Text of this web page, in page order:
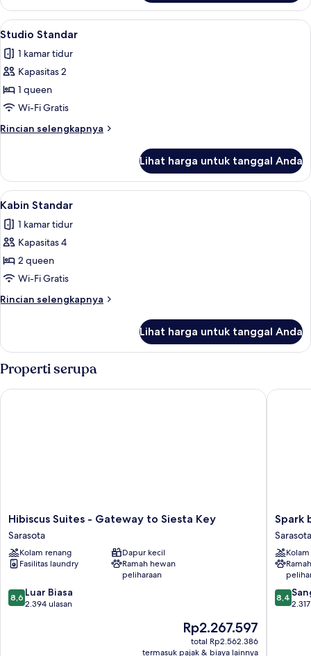
Kamar
Double
Lihat
semua
foto
untuk
Studio
Standar
Studio Standar | Kamar mandi |
19
Studio Standar
1 kamar tidur
Kapasitas 2
1 queen
Wi-Fi Gratis
Rincian selengkapnya
Rincian
Studio
Standar
Lihat harga untuk tanggal Anda
Lihat
semua
foto
untuk
Kabin
Standar
Kabin Standar | Kedap suara, Wi-Fi
4
Kabin Standar
1 kamar tidur
Kapasitas 4
2 queen
Wi-Fi Gratis
Rincian selengkapnya
Rincian
Kabin
Standar
Lihat harga untuk tanggal Anda
Properti serupa
Hibiscus
Suites
-
Gateway
to
Key
Sarasota
Hibiscus Suites - Gateway to Siesta Key
Sarasota
Kolam renang
Dapur kecil
Fasilitas laundry
Ramah hewan
peliharaan
8.6
dari
8,6 Luar Biasa
2.394 ulasan
Harga
sekarang
Rp2.267.597
Rp2.267.597
total Rp2.562.386
termasuk pajak & biaya lainnya
Hibiscus Suites - Gateway to Siesta Key
Spark
by
Hilton
Sarasota
Siesta
Key
Sarasota
Spark
Sarasota
8.4
dari
8,4
Spark